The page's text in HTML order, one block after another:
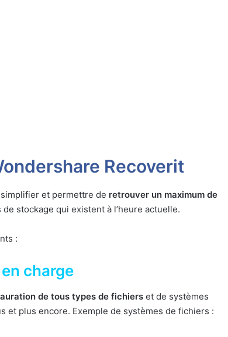
Recoverit
et permettre de retrouver un maximum de
stockage qui existent à l’heure actuelle.
:
charge
de tous types de fichiers et de systèmes
et plus encore. Exemple de systèmes de fichiers :